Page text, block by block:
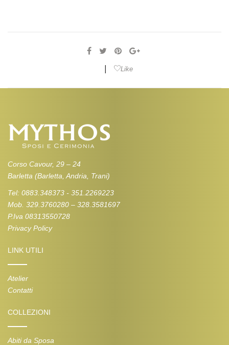
Like
Corso Cavour, 29 – 24
Barletta (Barletta, Andria, Trani)
Tel: 0883.348373 - 351.2269223
Mob. 329.3760280 – 328.3581697
P.Iva 08313550728
Privacy Policy
LINK UTILI
Atelier
Contatti
COLLEZIONI
Abiti da Sposa